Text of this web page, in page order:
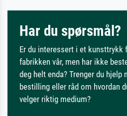
Har du spørsmål?
Er du interessert i et kunsttrykk
fabrikken vår, men har ikke
deg helt enda? Trenger du hjelp
bestilling eller råd om hvordan
velger riktig medium?